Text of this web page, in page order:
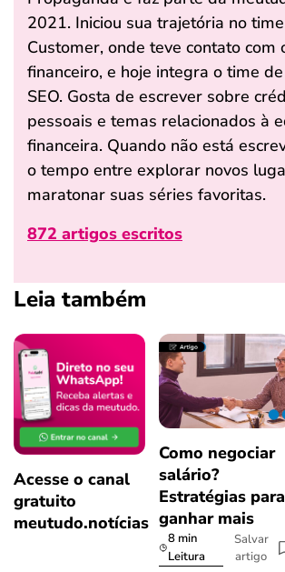
2021. Iniciou sua trajetória no
Customer, onde teve contato com
financeiro, e hoje integra o time
SEO. Gosta de escrever sobre
pessoais e temas relacionados à
financeira. Quando não está
o tempo entre explorar novos
maratonar suas séries favoritas.
872 artigos escritos
Leia também
Acesse o canal
gratuito
meutudo.notícias
Como negociar
salário?
Estratégias para
ganhar mais
8 min
Leitura
Salvar
artigo